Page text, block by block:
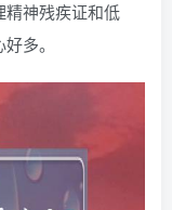
精神残疾证和低
多。